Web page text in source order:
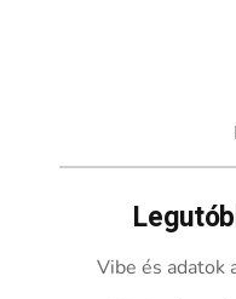
Vibe és adatok